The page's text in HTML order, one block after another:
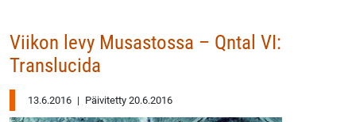
Viikon levy Musastossa – Qntal VI:
Translucida
13.6.2016 | Päivitetty 20.6.2016